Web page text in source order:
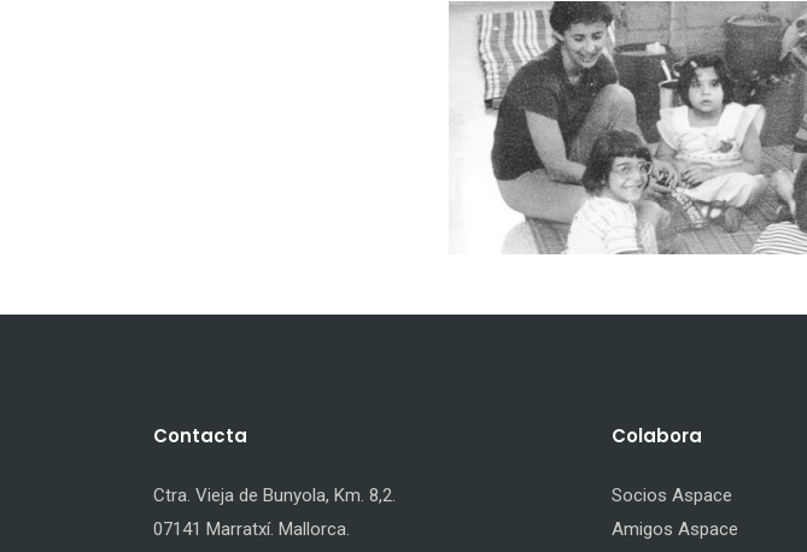
Contacta
Ctra. Vieja de Bunyola, Km. 8,2.
07141 Marratxí. Mallorca.
Colabora
Socios Aspace
Amigos Aspace